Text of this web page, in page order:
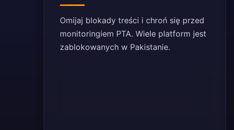
Omijaj blokady treści i chroń się przed
monitoringiem PTA. Wiele platform jest
zablokowanych w Pakistanie.